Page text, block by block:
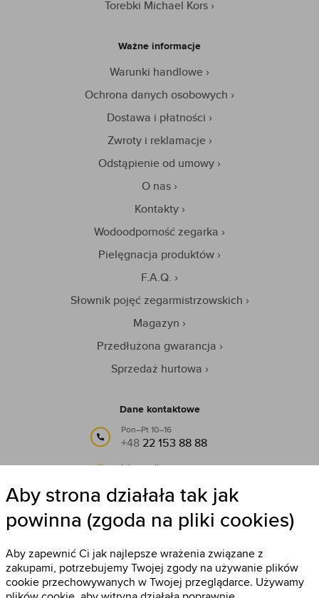
Torebki Michael Kors
Ważne informacje
Warunki handlowe
Ochrona danych osobowych
Dostawa i płatności
Zwroty i reklamacje
Odstąpienie od umowy
O nas
Kontakty
Wodoodporność zegarka
Pielęgnacja produktów
F.A.Q.
Słownik pojęć zegarmistrzowskich
Magazyn
Przedłużona gwarancja
Sprzedaż hurtowa
Dane kontaktowe
Pon–Pt 10–16
+4822 153 88 88
lub e-mail:
Obserwuj nas
Timestore na Facebooku
Aby strona działała tak jak
powinna (zgoda na pliki cookies)
Aby zapewnić Ci jak najlepsze wrażenia związane z
zakupami, potrzebujemy Twojej zgody na używanie plików
cookie przechowywanych w Twojej przeglądarce. Używamy